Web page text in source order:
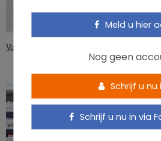
Voeding en mentale gezondheid
geen
Meld u hier
Nog geen
Schrijf u nu
Schrijf u nu in via